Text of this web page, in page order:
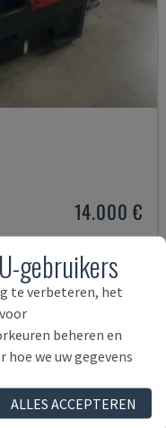
14.000 €
gebruikers
te verbeteren, het
beheren en
we uw gegevens
ALLES ACCEPTEREN